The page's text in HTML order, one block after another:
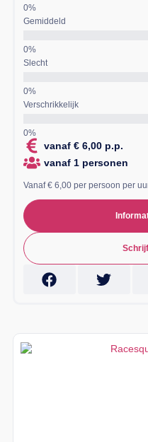
Gemiddeld
Slecht
Verschrikkelijk
vanaf € 6,00 p.p.
vanaf 1 personen
Vanaf € 6,00 per persoon per